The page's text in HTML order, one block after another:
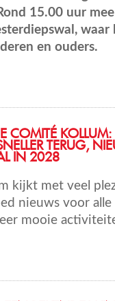
15.00 uur
en ouders.
COMITÉ KOLLUM:
TERUG,
IN 2028
kijkt met veel
nieuws voor
mooie